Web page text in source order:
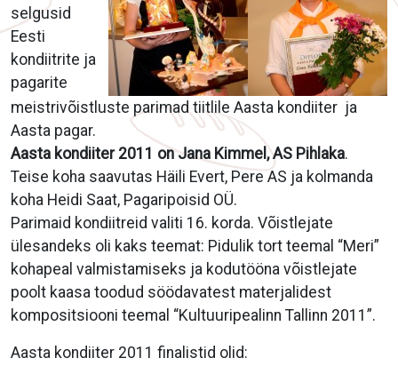
selgusid
Eesti
kondiitrite ja
pagarite
meistrivõistluste parimad tiitlile Aasta kondiiter ja
Aasta pagar.
Aasta kondiiter 2011 on Jana Kimmel, AS Pihlaka.
Teise koha saavutas Häili Evert, Pere AS ja kolmanda
koha Heidi Saat, Pagaripoisid OÜ.
Parimaid kondiitreid valiti 16. korda. Võistlejate
ülesandeks oli kaks teemat: Pidulik tort teemal “Meri”
kohapeal valmistamiseks ja kodutööna võistlejate
poolt kaasa toodud söödavatest materjalidest
kompositsiooni teemal “Kultuuripealinn Tallinn 2011”.
Aasta kondiiter 2011 finalistid olid: